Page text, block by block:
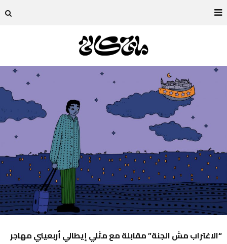
“الاغتراب مش الجنة” مقابلة مع مثلي إيطالي أربعيني مهاجر